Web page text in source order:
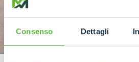
Consenso Dettagli